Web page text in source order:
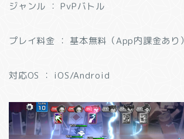
ジャンル ： PvPバトル
プレイ料金 ： 基本無料（App内課金あり）
対応OS ： iOS/Android